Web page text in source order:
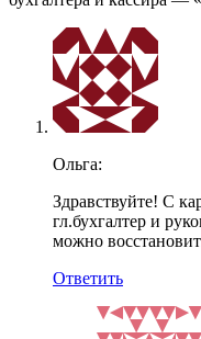
Ольга:
Здравствуйте! С
гл.бухгалтер и
можно
Ответить